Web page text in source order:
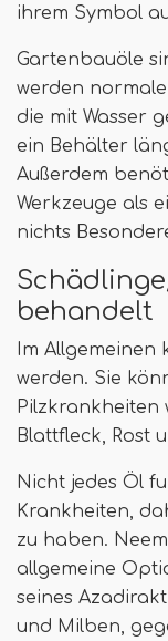
ihrem Symbol
Gartenbauöle
werden
die mit Wasser
ein Behälter
Außerdem
Werkzeuge als
nichts
behandelt
Im Allgemeinen
werden. Sie
Pilzkrankheiten
Blattfleck, Rost
Nicht jedes Öl
Krankheiten,
zu haben.
allgemeine
seines
und Milben,